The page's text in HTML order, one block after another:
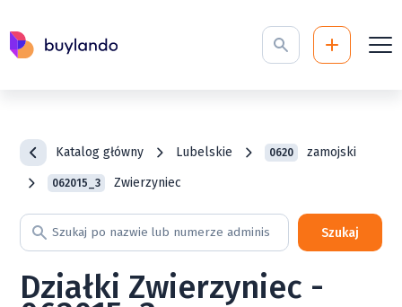
Katalog główny Lubelskie 0620 zamojski
062015_3 Zwierzyniec
Szukaj
Działki Zwierzyniec -